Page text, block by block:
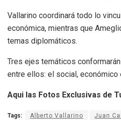
Vallarino coordinará todo lo
económica, mientras que
temas diplomáticos.
Tres ejes temáticos
entre ellos: el social, económico
Aqui las Fotos Exclusivas de
Tags: Alberto Vallarino Juan